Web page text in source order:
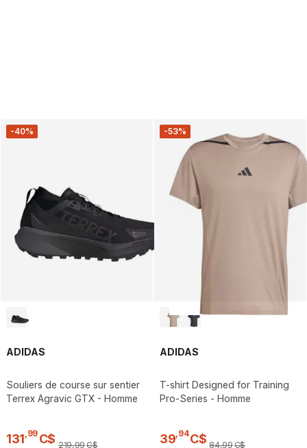
-40%
ADIDAS
Souliers de course sur sentier
Terrex Agravic GTX - Homme
131 99 C$ 219,99C$
-53%
ADIDAS
T-shirt Designed for Training
Pro-Series - Homme
39 94C$ 84,99C$